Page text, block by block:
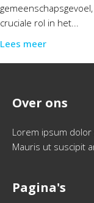
cruciale rol in het...
Lees meer
Over ons
Lorem ipsum
Mauris ut suscipit
Pagina's